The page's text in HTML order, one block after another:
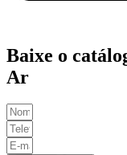
Baixe o
Ar